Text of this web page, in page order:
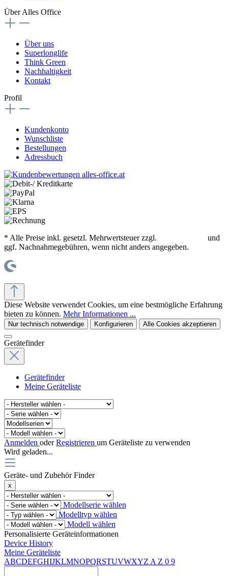
Über Alles Office
Über uns
Superlonglife
Think Green
Nachhaltigkeit
Kontakt
Profil
Kundenkonto
Wunschliste
Bestellungen
Adressbuch
* Alle Preise inkl. gesetzl. Mehrwertsteuer zzgl.
und
ggf. Nachnahmegebühren, wenn nicht anders angegeben.
Diese Website verwendet Cookies, um eine bestmögliche Erfahrung
bieten zu können. Mehr Informationen ...
Nur technisch notwendige Konfigurieren Alle Cookies akzeptieren
Gerätefinder
Gerätefinder
Meine Geräteliste
Anmelden oderRegistrieren um Geräteliste zu verwenden
Wird geladen...
Geräte- und Zubehör Finder
x
Modellserie wählen
Modelltyp wählen
Modell wählen
Personalisierte Geräteinformationen
Device History
Meine Geräteliste
ABCDEFGHIJKLMNOPQRSTUVWXYZ A Z 0 9